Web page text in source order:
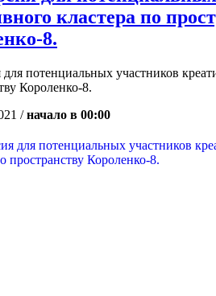
кластера по
8.
потенциальных участников
Короленко-8.
/начало в 00:00